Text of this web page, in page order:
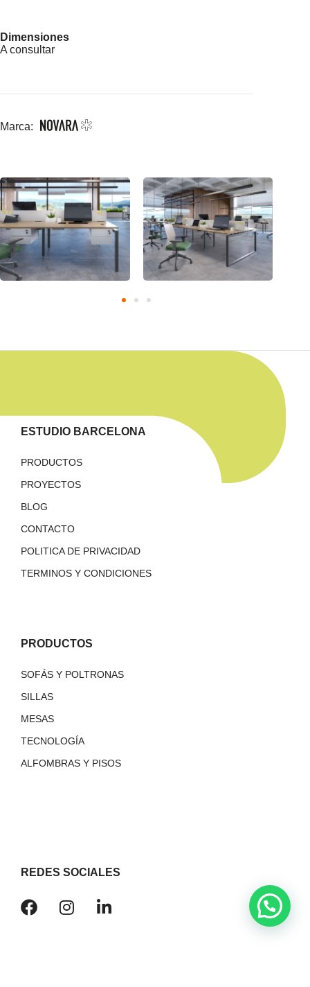
Dimensiones
A consultar
Marca:
ESTUDIO BARCELONA
PRODUCTOS
PROYECTOS
BLOG
CONTACTO
POLITICA DE PRIVACIDAD
TERMINOS Y CONDICIONES
PRODUCTOS
SOFÁS Y POLTRONAS
SILLAS
MESAS
TECNOLOGÍA
ALFOMBRAS Y PISOS
REDES SOCIALES